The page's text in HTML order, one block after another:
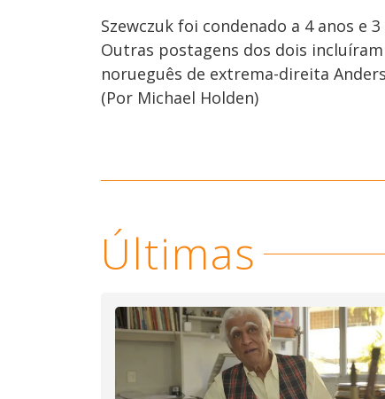
Szewczuk foi condenado a 4 anos e
Outras postagens dos dois
norueguês de extrema-direita
(Por Michael Holden)
Últimas